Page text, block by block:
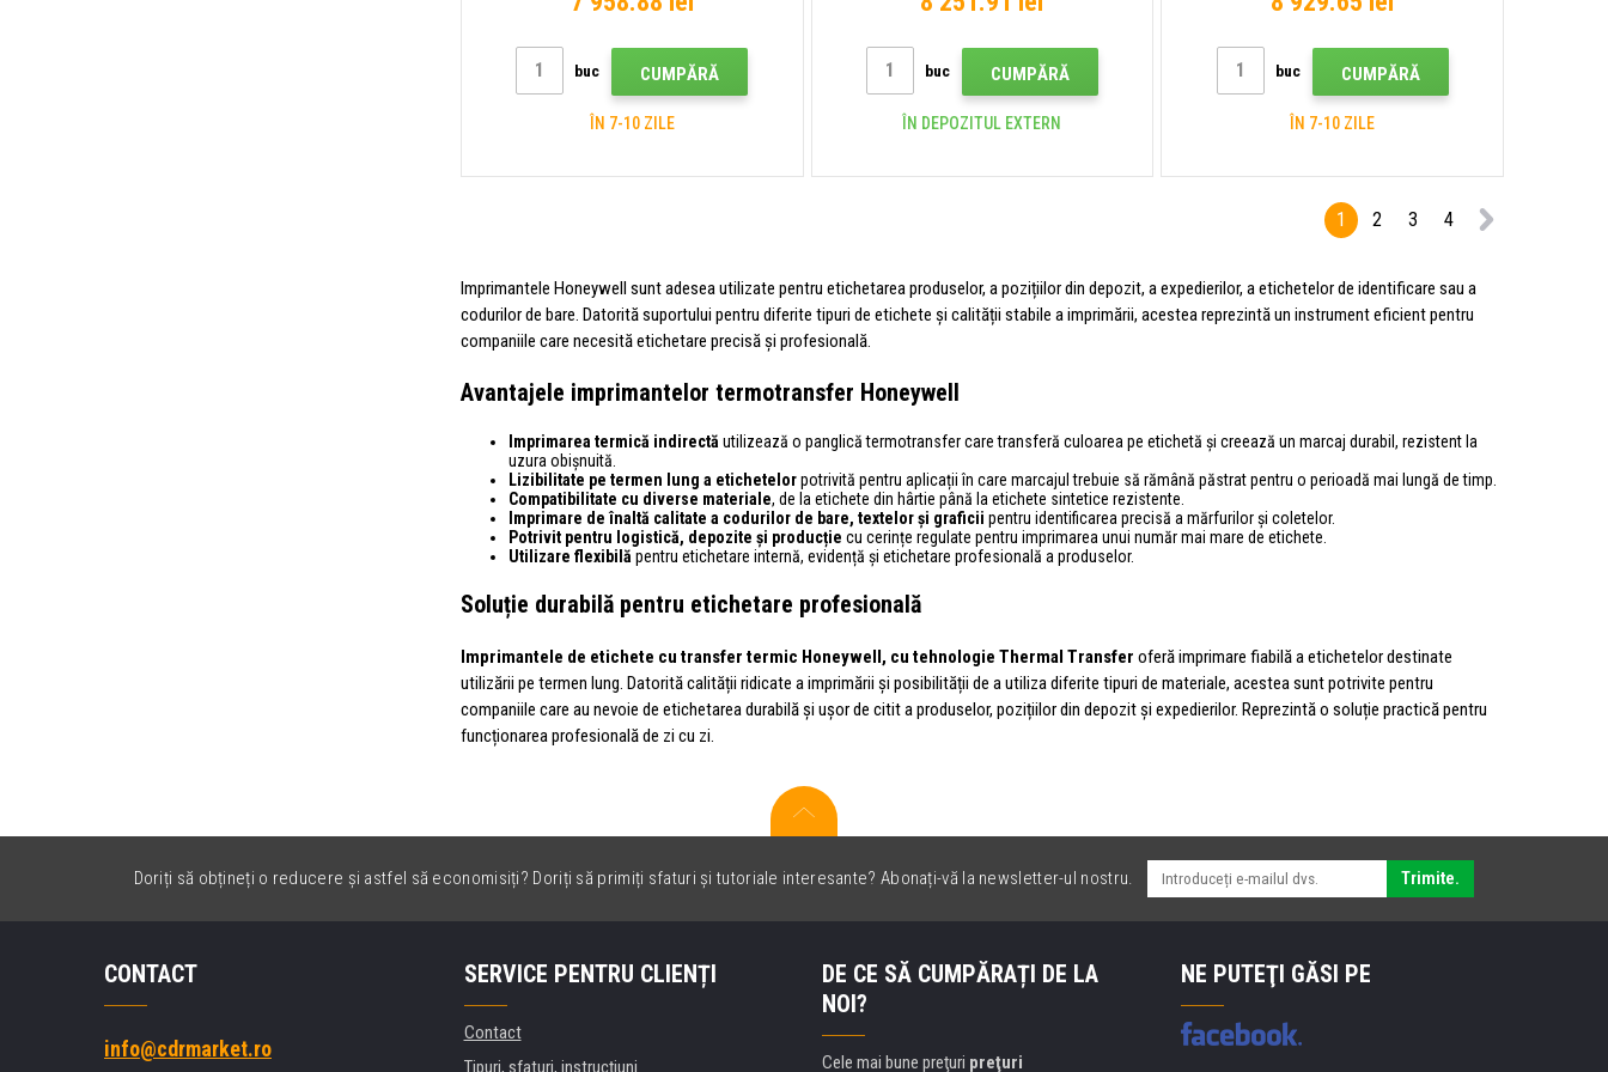
buc CUMPĂRĂ
ÎN 7-10 ZILE
buc CUMPĂRĂ
ÎN DEPOZITUL EXTERN
buc CUMPĂRĂ
ÎN 7-10 ZILE
1 2 3 4
Imprimantele Honeywell sunt adesea utilizate pentru etichetarea produselor, a pozițiilor din depozit, a expedierilor, a etichetelor de identificare sau a
codurilor de bare. Datorită suportului pentru diferite tipuri de etichete și calității stabile a imprimării, acestea reprezintă un instrument eficient pentru
companiile care necesită etichetare precisă și profesională.
Avantajele imprimantelor termotransfer Honeywell
Imprimarea termică indirectă utilizează o panglică termotransfer care transferă culoarea pe etichetă și creează un marcaj durabil, rezistent la
uzura obișnuită.
Lizibilitate pe termen lung a etichetelorpotrivită pentru aplicații în care marcajul trebuie să rămână păstrat pentru o perioadă mai lungă de timp.
Compatibilitate cu diverse materiale, de la etichete din hârtie până la etichete sintetice rezistente.
Imprimare de înaltă calitate a codurilor de bare, textelor și graficii pentru identificarea precisă a mărfurilor și coletelor.
Potrivit pentru logistică, depozite și producție cu cerințe regulate pentru imprimarea unui număr mai mare de etichete.
Utilizare flexibilă pentru etichetare internă, evidență și etichetare profesională a produselor.
Soluție durabilă pentru etichetare profesională
Imprimantele de etichete cu transfer termic Honeywell, cu tehnologie Thermal Transfer oferă imprimare fiabilă a etichetelor destinate
utilizării pe termen lung. Datorită calității ridicate a imprimării și posibilității de a utiliza diferite tipuri de materiale, acestea sunt potrivite pentru
companiile care au nevoie de etichetarea durabilă și ușor de citit a produselor, pozițiilor din depozit și expedierilor. Reprezintă o soluție practică pentru
funcționarea profesională de zi cu zi.
Doriți să obțineți o reducere și astfel să economisiți? Doriți să primiți sfaturi și tutoriale interesante? Abonați-vă la newsletter-ul nostru. Trimite.
CONTACT
info@cdrmarket.ro
SERVICE PENTRU CLIENȚI
Contact
Tipuri, sfaturi, instrucțiuni
DE CE SĂ CUMPĂRAȚI DE LA
NOI?
Cele mai bune preţuri preţuri
NE PUTEŢI GĂSI PE